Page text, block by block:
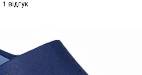
1 відгук